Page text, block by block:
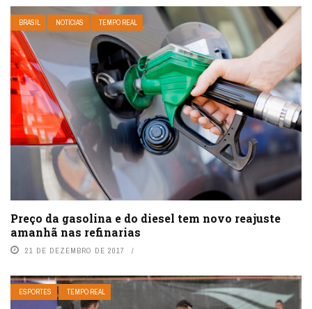
BRASIL NOTÍCIAS TEMPO REAL
Preço da gasolina e do diesel tem novo reajuste
amanhã nas refinarias
21 DE DEZEMBRO DE 2017
ESPORTES TEMPO REAL